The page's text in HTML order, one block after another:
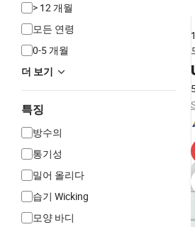
> 12 개월
모든 연령
0-5 개월
더 보기
특징
방수의
통기성
밀어 올리다
습기 Wicking
모양 바디